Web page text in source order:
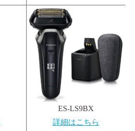
ES-LS9BX
詳細はこちら